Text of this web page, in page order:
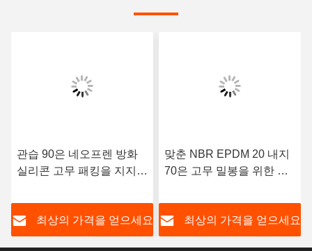
관습 90은 네오프렌 방화
실리콘 고무 패킹을 지지합
최상의 가격을 얻으세요
맞춘 NBR EPDM 20 내지
70은 고무 밀봉을 위한 실
최상의 가격을 얻으세요